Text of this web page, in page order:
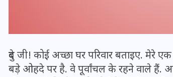
दुबे जी! कोई अच्छा घर परिवार बताइए. मेरे
बड़े ओहदे पर है. वे पूर्वांचल के रहने वाले हैं.